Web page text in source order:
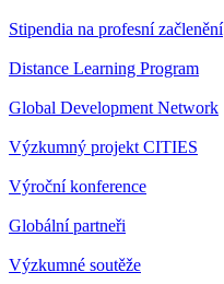
Stipendia na profesní začlenění
Distance Learning Program
Global Development Network
Výzkumný projekt CITIES
Výroční konference
Globální partneři
Výzkumné soutěže